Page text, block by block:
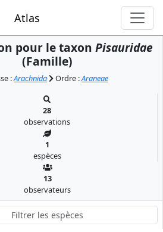
Atlas
pour le taxon Pisauridae
(Famille)
:Arachnida Ordre :Araneae
28
observations
1
espèces
13
observateurs